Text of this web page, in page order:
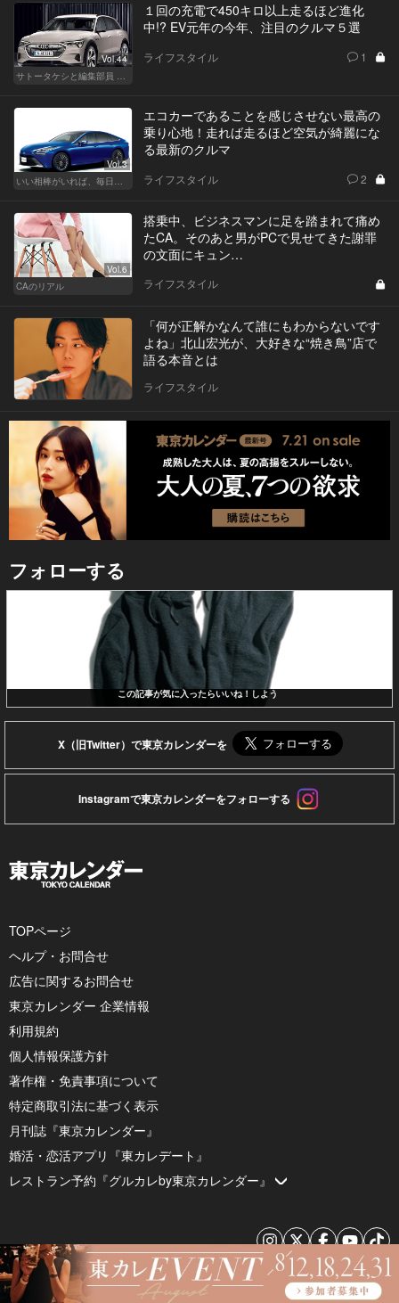
Vol.44
サトータケシと編集部員 船山の"CAR GENTSへの道"
１回の充電で450キロ以上走るほど進化
中!? EV元年の今年、注目のクルマ５選
ライフスタイル 1
Vol.3
いい相棒がいれば、毎日が楽しい。クルマがあるとできること
エコカーであることを感じさせない最高の
乗り心地！走れば走るほど空気が綺麗にな
る最新のクルマ
ライフスタイル 2
Vol.6
CAのリアル
搭乗中、ビジネスマンに足を踏まれて痛め
たCA。そのあと男がPCで見せてきた謝罪
の文面にキュン…
ライフスタイル
「何が正解かなんて誰にもわからないです
よね」北山宏光が、大好きな“焼き鳥”店で
語る本音とは
ライフスタイル
フォローする
この記事が気に入ったらいいね！しよう
X（旧Twitter）で東京カレンダーを
Instagramで東京カレンダーをフォローする
TOPページ
ヘルプ・お問合せ
広告に関するお問合せ
東京カレンダー 企業情報
利用規約
個人情報保護方針
著作権・免責事項について
特定商取引法に基づく表示
月刊誌『東京カレンダー』
婚活・恋活アプリ『東カレデート』
レストラン予約『グルカレby東京カレンダー』
© 2026 by Tokyo Calendar, Inc.